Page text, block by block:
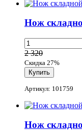
Нож
2 320
Скидка 27%
Артикул: 101759
Нож